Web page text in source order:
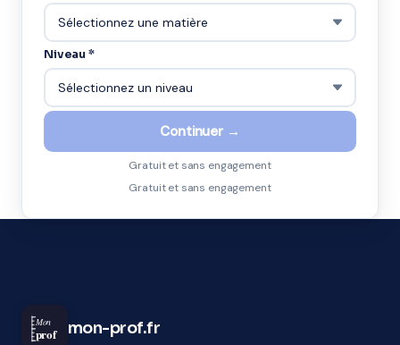
Niveau *
Continuer →
Gratuit et sans engagement
Gratuit et sans engagement
Mon
prof mon-prof.fr